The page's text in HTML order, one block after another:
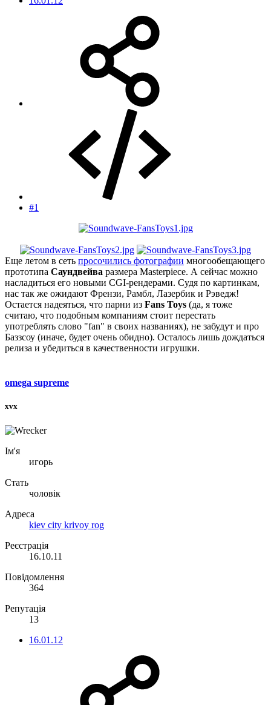
#1
Еще летом в сеть просочились фотографии многообещающего
прототипа Саундвейва размера Masterpiece. А сейчас можно
насладиться его новыми CGI-рендерами. Судя по картинкам,
нас так же ожидают Френзи, Рамбл, Лазербик и Рэведж!
Остается надеяться, что парни из Fans Toys (да, я тоже
считаю, что подобным компаниям стоит перестать
употреблять слово "fan" в своих названиях), не забудут и про
Баззсоу (иначе, будет очень обидно). Осталось лишь дождаться
релиза и убедиться в качественности игрушки.
omega supreme
xvx
Ім'я
игорь
Стать
чоловік
Адреса
kiev city krivoy rog
Реєстрація
16.10.11
Повідомлення
364
Репутація
13
16.01.12